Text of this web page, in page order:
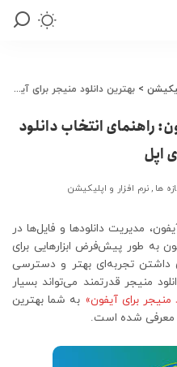
> بهترین دانلود منیجر برای آیفون: راهنمای انتخاب دانلود منیجر مناسب برای دستگاه‌های اپل
راهنمای انتخاب دانلود
اپل
ها نرم افزار و اپلیکیشن
مدیریت دانلودها و فایل‌ها در
به طور پیش‌فرض ابزارهایی برای
داشتن تجربه‌ای بهتر و دسترسی
منیجر قدرتمند می‌تواند بسیار
منیجر برای آیفون» به شما بهترین
معرفی شده است.